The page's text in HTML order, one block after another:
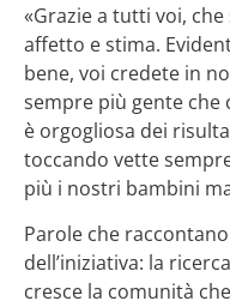
«Grazie a tutti voi,
affetto e stima.
bene, voi credete in
sempre più gente che
è orgogliosa dei
toccando vette
più i nostri bambini
Parole che
dell’iniziativa: la
cresce la comunità